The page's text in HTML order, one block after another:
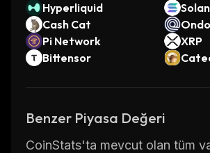
Hyperliquid
Cash Cat
Ondo
Pi Network
XRP
Bittensor
Benzer Piyasa Değeri
CoinStats'ta mevcut olan tüm